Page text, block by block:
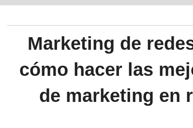
Marketing de
cómo hacer las
de marketing en